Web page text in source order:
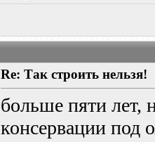
Re: Так строить нельзя!
больше пяти лет,
консервации под